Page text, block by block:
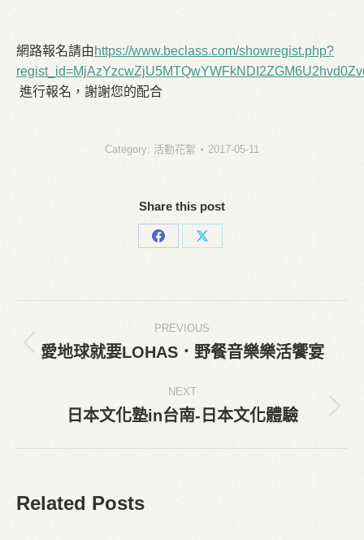
網路報名請由https://www.beclass.com/showregist.php?
進行報名，謝謝您的配合
Category: 活動花絮 2017-05-11
Share this post
Share
Share
navigation
PREVIOUS
Previous
愛地球就要LOHAS．野餐音樂樂活饗宴
NEXT
Next
日本文化塾in台南-日本文化體驗
Related Posts